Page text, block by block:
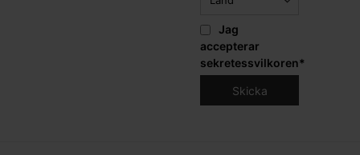
Jag
accepterar
sekretessvilkoren*